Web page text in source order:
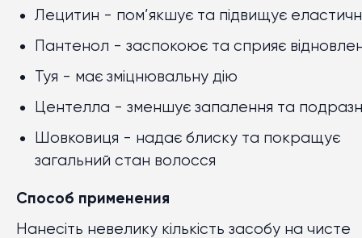
Лецитин - пом’якшує та підвищує
Пантенол - заспокоює та сприяє
Туя - має зміцнювальну дію
Центелла - зменшує запалення та
Шовковиця - надає блиску та покращує
загальний стан волосся
Способ применения
Нанесіть невелику кількість засобу на чисте